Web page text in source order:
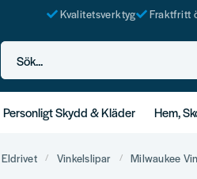
Kvalitetsverktyg Fraktfritt
Sök...
Personligt Skydd & Kläder Hem,
Eldrivet Vinkelslipar Milwaukee